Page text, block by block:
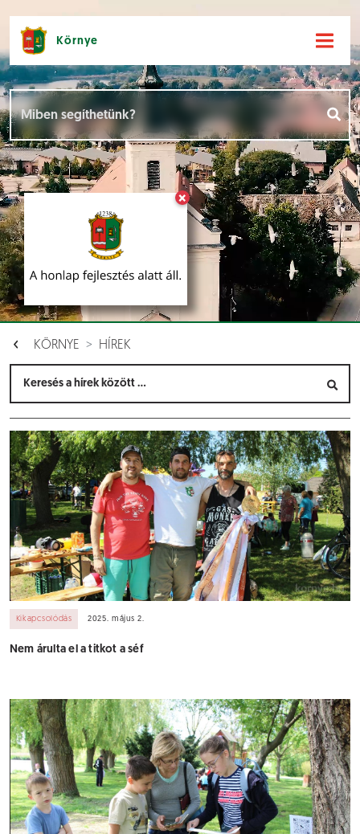
×
Környe
KÖRNYE HÍREK
Kikapcsolódás 2025. május 2.
Nem árulta el a titkot a séf
Hírek [
Események []
Dokumentumok []
Aloldalak [ ]